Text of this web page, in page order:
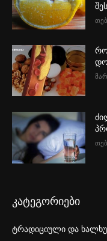
კატეგორიები
ტრადიციული და